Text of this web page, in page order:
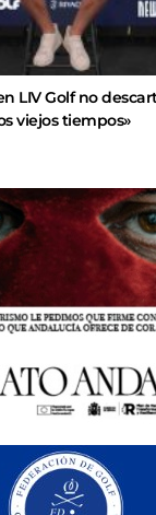
LIV Golf no
viejos tiempos»